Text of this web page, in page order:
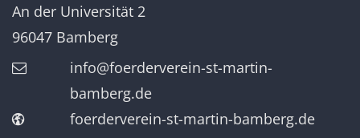
An der Universität 2
96047 Bamberg
info@foerderverein-st-martin-
bamberg.de
foerderverein-st-martin-bamberg.de